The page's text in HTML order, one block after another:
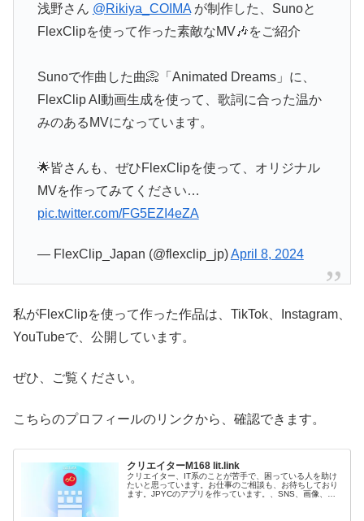
浅野さん @Rikiya_COIMAが制作した、Sunoと
FlexClipを使って作った素敵なMV🎶をご紹介
Sunoで作曲した曲📀「Animated Dreams」に、
FlexClip AI動画生成を使って、歌詞に合った温か
みのあるMVになっています。
🌟皆さんも、ぜひFlexClipを使って、オリジナル
MVを作ってみてください…
pic.twitter.com/FG5EZI4eZA
— FlexClip_Japan (@flexclip_jp)April 8, 2024
私がFlexClipを使って作った作品は、TikTok、Instagram、
YouTubeで、公開しています。
ぜひ、ご覧ください。
こちらのプロフィールのリンクから、確認できます。
クリエイターM168 lit.link
クリエイター、IT系のことが苦手で、困っている人を助け
たいと思っています。お仕事のご相談も、お待ちしており
ます。JPYCのアプリを作っています。、SNS、画像、音